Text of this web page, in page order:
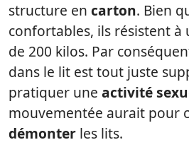
structure en carton. Bien
confortables, ils résistent à
de 200 kilos. Par
dans le lit est tout juste
pratiquer une activité
mouvementée aurait pour
démonter les lits.